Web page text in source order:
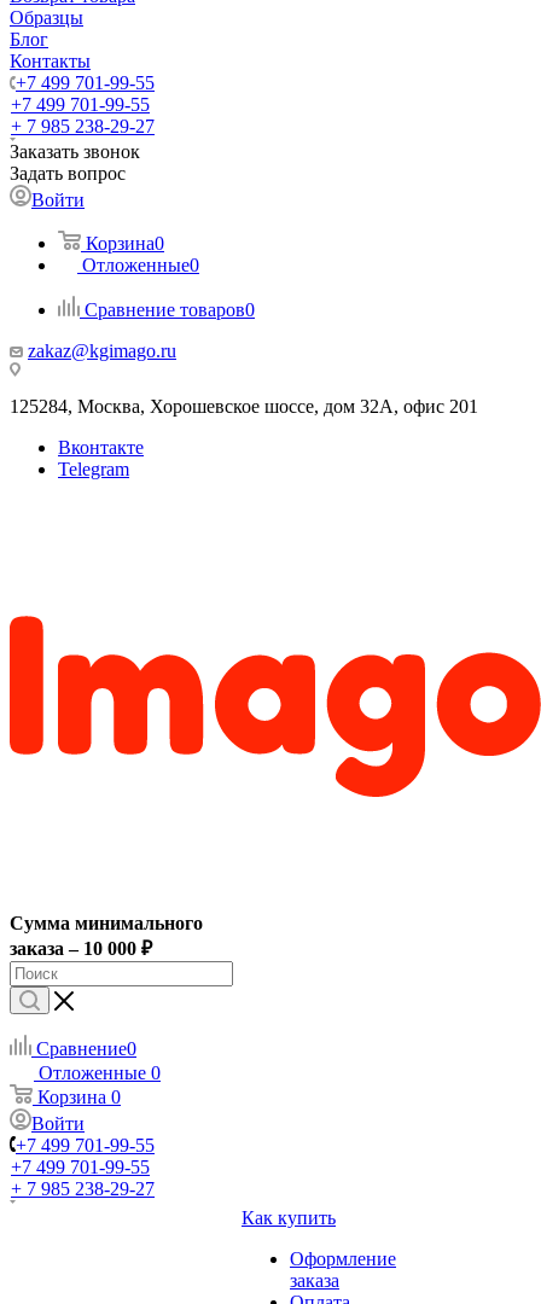
Образцы
Блог
Контакты
+7 499 701-99-55
+7 499 701-99-55
+ 7 985 238-29-27
Заказать звонок
Задать вопрос
Войти
Корзина0
Отложенные0
Сравнение товаров0
zakaz@kgimago.ru
125284, Москва, Хорошевское шоссе, дом 32А, офис 201
Вконтакте
Telegram
Сумма минимального
заказа – 10 000 ₽
Сравнение0
Отложенные 0
Корзина 0
Войти
+7 499 701-99-55
+7 499 701-99-55
+ 7 985 238-29-27
Как купить
Оформление
заказа